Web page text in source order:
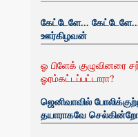
கேட்டேளே...
ஊர்கிழவன்
ஓ பிளேக் குழுவினரை
ஓரம்கட்டப்பட்டாரா?
ஜெனிவாவில்
தயாராகவே